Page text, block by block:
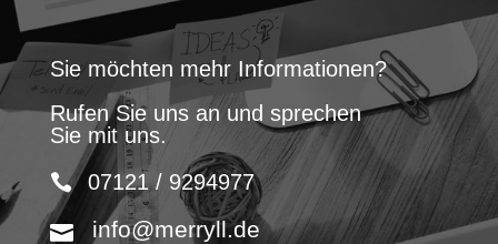
Sie möchten mehr Informationen?
Rufen Sie uns an und sprechen
Sie mit uns.
07121 / 9294977
info@merryll.de